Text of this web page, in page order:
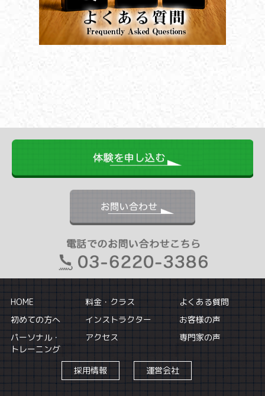
HOME 料金・クラス
よくある質問
初めての方へ
インストラクター
お客様の声
パーソナル・
トレーニング
アクセス 専門家の声
採用情報 運営会社